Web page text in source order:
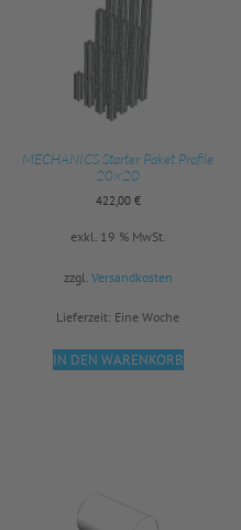
MECHANICS Starter Paket Profile
20×20
422,00 €
exkl. 19 % MwSt.
zzgl. Versandkosten
Lieferzeit: Eine Woche
IN DEN WARENKORB